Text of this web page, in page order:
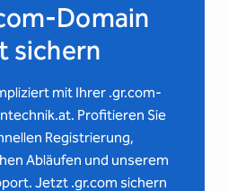
Domain
sichern
mit Ihrer .gr.com-
Profitieren Sie
Registrierung,
Abläufen und unserem
Jetzt .gr.com sichern